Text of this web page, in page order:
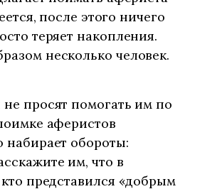
после этого ничего
теряет накопления.
несколько человек.
просят помогать им по
аферистов
набирает обороты:
им, что в
представился «добрым